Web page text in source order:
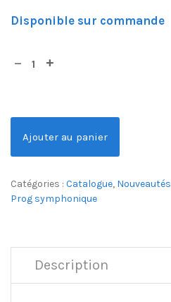
Disponible sur commande
Ajouter au panier
Catégories : Catalogue, Nouveautés
Prog symphonique
Description